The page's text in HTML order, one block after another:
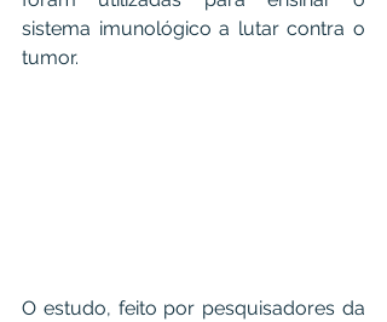
sistema imunológico a lutar contra o
tumor.
O estudo, feito por pesquisadores da